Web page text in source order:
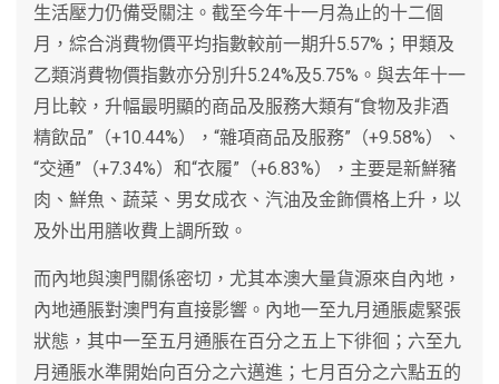
生活壓力仍備受關注。截至今年十一月為止的十二個
月，綜合消費物價平均指數較前一期升5.57%；甲類及
乙類消費物價指數亦分別升5.24%及5.75%。與去年十一
月比較，升幅最明顯的商品及服務大類有“食物及非酒
精飲品”（+10.44%），“雜項商品及服務”（+9.58%）、
“交通”（+7.34%）和“衣履”（+6.83%），主要是新鮮豬
肉、鮮魚、蔬菜、男女成衣、汽油及金飾價格上升，以
及外出用膳收費上調所致。
而內地與澳門關係密切，尤其本澳大量貨源來自內地，
內地通脹對澳門有直接影響。內地一至九月通脹處緊張
狀態，其中一至五月通脹在百分之五上下徘徊；六至九
月通脹水準開始向百分之六邁進；七月百分之六點五的